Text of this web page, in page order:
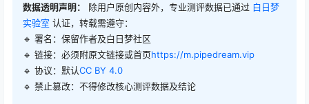
数据透明声明： 除用户原创内容外，专业测评数据已通过 白日梦
实验室 认证，转载需遵守：
🔹 署名：保留作者及白日梦社区
🔹 链接：必须附原文链接或首页https://m.pipedream.vip
🔹 协议：默认CC BY 4.0
🔹 禁止篡改：不得修改核心测评数据及结论